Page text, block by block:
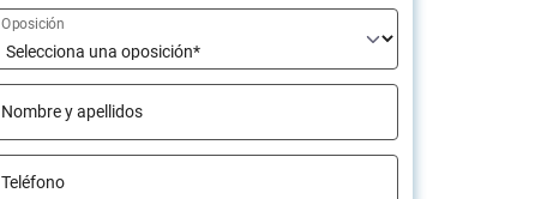
Oposición
Nombre y apellidos
Teléfono